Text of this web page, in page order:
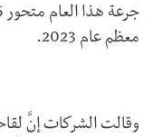
معظم عام 2023.
وقالت الشركات إنَّ